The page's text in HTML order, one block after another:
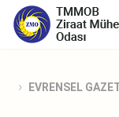
EVRENSEL